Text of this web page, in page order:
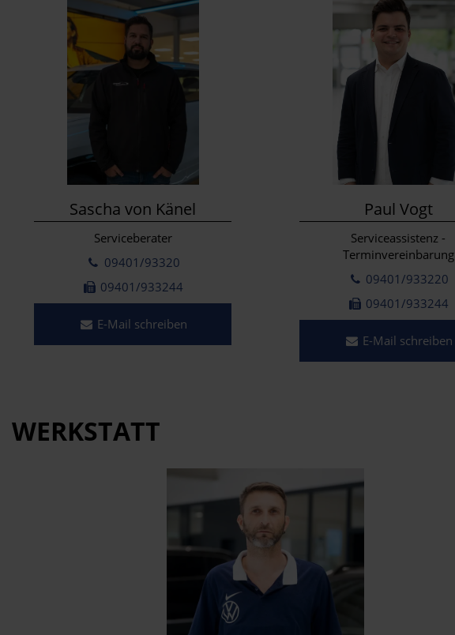
Sascha von Känel
Serviceberater
09401/93320
09401/933244
E-Mail schreiben
Paul Vogt
Serviceassistenz -
Terminvereinbarung
09401/933220
09401/933244
E-Mail schreiben
WERKSTATT